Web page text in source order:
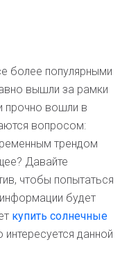
более популярными
вышли за рамки
прочно вошли в
вопросом:
трендом
Давайте
чтобы попытаться
будет
купить солнечные
интересуется данной